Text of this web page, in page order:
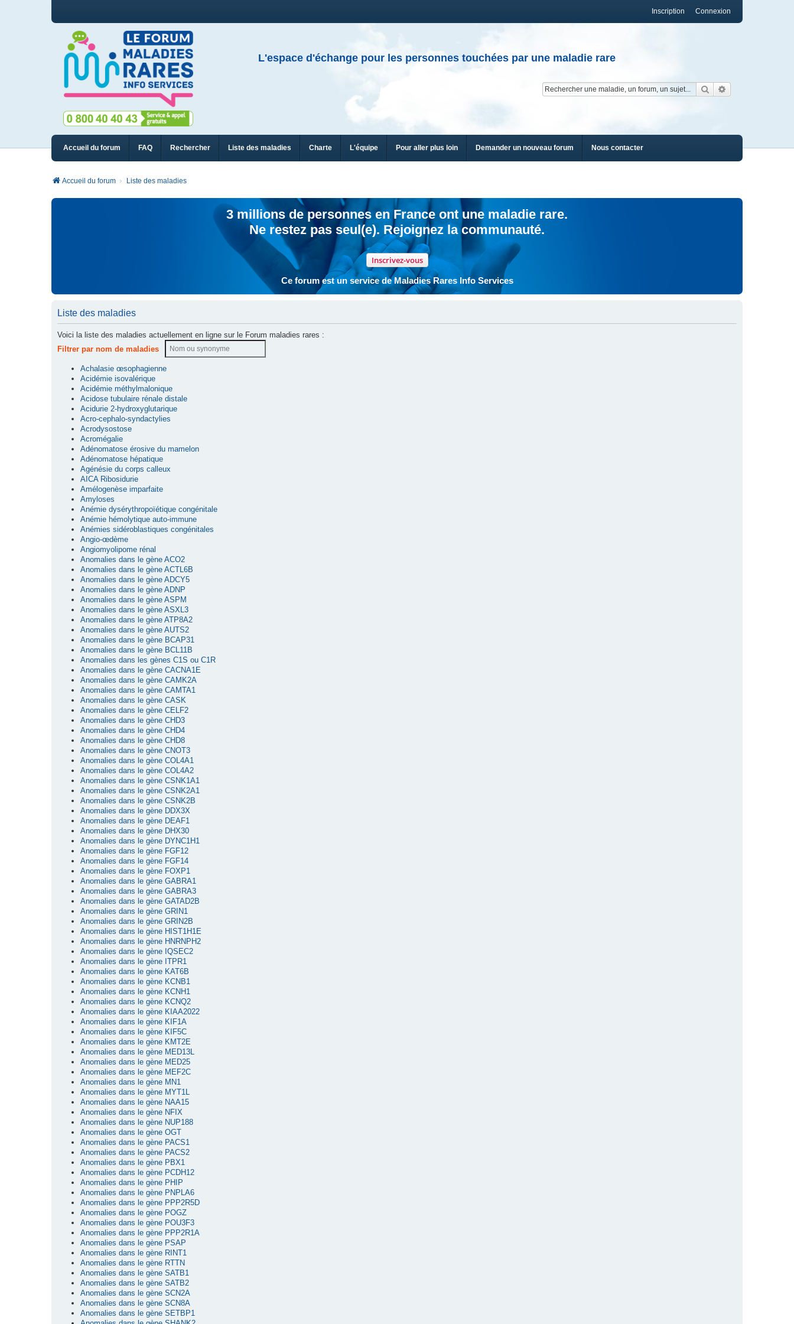
Connexion
Inscription
L'espace d'échange pour les personnes touchées par une maladie rare
Rechercher
Accueil du forum FAQ Rechercher Liste des maladies Charte L'équipe Pour aller plus loin Demander un nouveau forum Nous contacter
Accueil du forum Liste des maladies
3 millions de personnes en France ont une maladie rare.
Ne restez pas seul(e). Rejoignez la communauté.
Inscrivez-vous
Ce forum est un service de Maladies Rares Info Services
Liste des maladies
Voici la liste des maladies actuellement en ligne sur le Forum maladies rares :
Filtrer par nom de maladies
Achalasie œsophagienne
Acidémie isovalérique
Acidémie méthylmalonique
Acidose tubulaire rénale distale
Acidurie 2-hydroxyglutarique
Acro-cephalo-syndactylies
Acrodysostose
Acromégalie
Adénomatose érosive du mamelon
Adénomatose hépatique
Agénésie du corps calleux
AICA Ribosidurie
Amélogenèse imparfaite
Amyloses
Anémie dysérythropoïétique congénitale
Anémie hémolytique auto-immune
Anémies sidéroblastiques congénitales
Angio-œdème
Angiomyolipome rénal
Anomalies dans le gène ACO2
Anomalies dans le gène ACTL6B
Anomalies dans le gène ADCY5
Anomalies dans le gène ADNP
Anomalies dans le gène ASPM
Anomalies dans le gène ASXL3
Anomalies dans le gène ATP8A2
Anomalies dans le gène AUTS2
Anomalies dans le gène BCAP31
Anomalies dans le gène BCL11B
Anomalies dans les gènes C1S ou C1R
Anomalies dans le gène CACNA1E
Anomalies dans le gène CAMK2A
Anomalies dans le gène CAMTA1
Anomalies dans le gène CASK
Anomalies dans le gène CELF2
Anomalies dans le gène CHD3
Anomalies dans le gène CHD4
Anomalies dans le gène CHD8
Anomalies dans le gène CNOT3
Anomalies dans le gène COL4A1
Anomalies dans le gène COL4A2
Anomalies dans le gène CSNK1A1
Anomalies dans le gène CSNK2A1
Anomalies dans le gène CSNK2B
Anomalies dans le gène DDX3X
Anomalies dans le gène DEAF1
Anomalies dans le gène DHX30
Anomalies dans le gène DYNC1H1
Anomalies dans le gène FGF12
Anomalies dans le gène FGF14
Anomalies dans le gène FOXP1
Anomalies dans le gène GABRA1
Anomalies dans le gène GABRA3
Anomalies dans le gène GATAD2B
Anomalies dans le gène GRIN1
Anomalies dans le gène GRIN2B
Anomalies dans le gène HIST1H1E
Anomalies dans le gène HNRNPH2
Anomalies dans le gène IQSEC2
Anomalies dans le gène ITPR1
Anomalies dans le gène KAT6B
Anomalies dans le gène KCNB1
Anomalies dans le gène KCNH1
Anomalies dans le gène KCNQ2
Anomalies dans le gène KIAA2022
Anomalies dans le gène KIF1A
Anomalies dans le gène KIF5C
Anomalies dans le gène KMT2E
Anomalies dans le gène MED13L
Anomalies dans le gène MED25
Anomalies dans le gène MEF2C
Anomalies dans le gène MN1
Anomalies dans le gène MYT1L
Anomalies dans le gène NAA15
Anomalies dans le gène NFIX
Anomalies dans le gène NUP188
Anomalies dans le gène OGT
Anomalies dans le gène PACS1
Anomalies dans le gène PACS2
Anomalies dans le gène PBX1
Anomalies dans le gène PCDH12
Anomalies dans le gène PHIP
Anomalies dans le gène PNPLA6
Anomalies dans le gène PPP2R5D
Anomalies dans le gène POGZ
Anomalies dans le gène POU3F3
Anomalies dans le gène PPP2R1A
Anomalies dans le gène PSAP
Anomalies dans le gène RINT1
Anomalies dans le gène RTTN
Anomalies dans le gène SATB1
Anomalies dans le gène SATB2
Anomalies dans le gène SCN2A
Anomalies dans le gène SCN8A
Anomalies dans le gène SETBP1